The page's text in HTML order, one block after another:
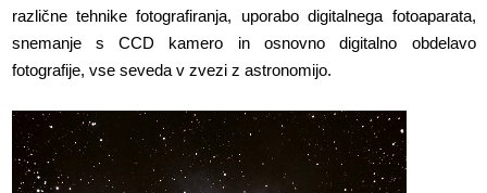
različne tehnike fotografiranja, uporabo digitalnega fotoaparata,
snemanje s CCD kamero in osnovno digitalno obdelavo
fotografije, vse seveda v zvezi z astronomijo.